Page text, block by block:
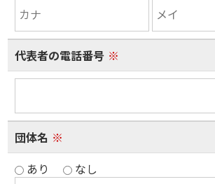
代表者の電話番号 ※
団体名 ※
あり
なし